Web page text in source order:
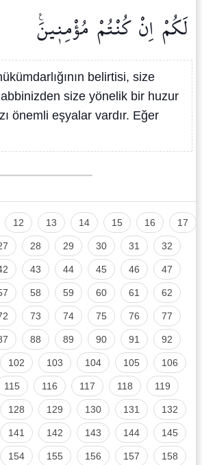
لَكُمْاِنْكُنْتُمْ مُؤْمِن۪ينَ۟
belirtisi, size
size yönelik bir huzur
önemli eşyalar vardır. Eğer
12 13 14 15 16 17
28 29 30 31 32
43 44 45 46 47
58 59 60 61 62
73 74 75 76 77
88 89 90 91 92
102 103 104 105 106
115 116 117 118 119
128 129 130 131 132
141 142 143 144 145
154 155 156 157 158